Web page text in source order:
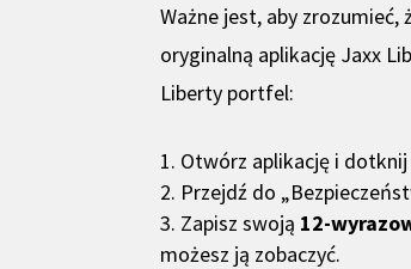
Ważne jest, aby
oryginalną aplikację Jaxx
Liberty portfel:
Otwórz aplikację i
Przejdź do
Zapisz swoją 12-
możesz ją zobaczyć.